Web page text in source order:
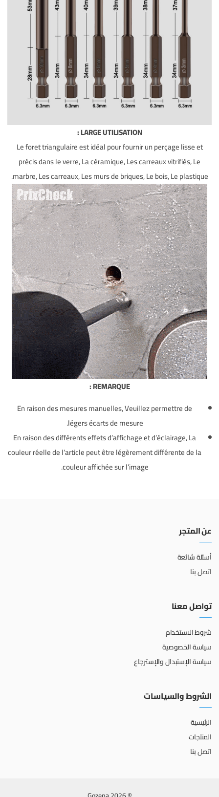
LARGE UTILISATION :
Le foret triangulaire est idéal pour fournir un perçage lisse et
précis dans le verre, La céramique, Les carreaux vitrifiés, Le
marbre, Les carreaux, Les murs de briques, Le bois, Le plastique.
REMARQUE :
En raison des mesures manuelles, Veuillez permettre de
légers écarts de mesure.
En raison des différents effets d’affichage et d’éclairage, La
couleur réelle de l’article peut être légèrement différente de la
couleur affichée sur l’image.
عن المتجر
أسئلة شائعة
اتصل بنا
تواصل معنا
شروط الاستخدام
سياسة الخصوصية
سياسة الإستبدال والإسترجاع
الشروط والسياسات
الرئيسية
المنتجات
اتصل بنا